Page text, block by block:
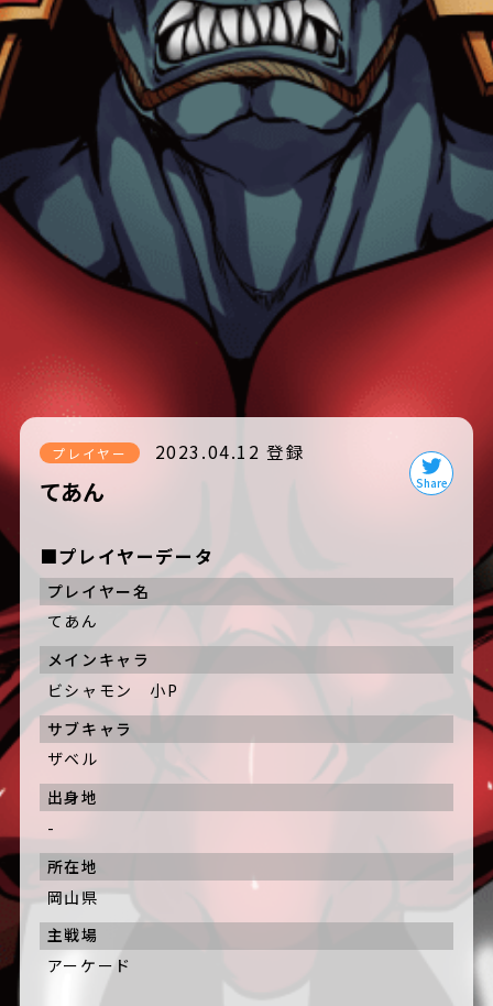
プレイヤー 2023.04.12 登録
てあん
■プレイヤーデータ
プレイヤー名
てあん
メインキャラ
ビシャモン 小P
サブキャラ
ザベル
出身地
-
所在地
岡山県
主戦場
アーケード